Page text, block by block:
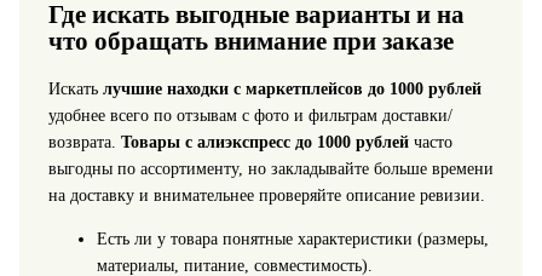
Где искать выгодные варианты и на
что обращать внимание при заказе
Искать лучшие находки с маркетплейсов до 1000 рублей
удобнее всего по отзывам с фото и фильтрам доставки/
возврата. Товары с алиэкспресс до 1000 рублейчасто
выгодны по ассортименту, но закладывайте больше времени
на доставку и внимательнее проверяйте описание ревизии.
Есть ли у товара понятные характеристики (размеры,
материалы, питание, совместимость).